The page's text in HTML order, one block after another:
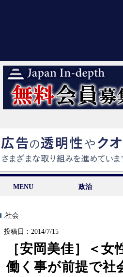
MENU 政治
.社会
投稿日：2014/7/15
［安岡美佳］＜
働く事が前提で社